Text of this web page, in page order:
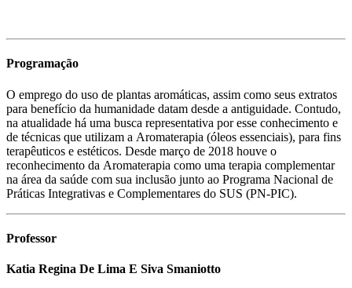
Programação
O emprego do uso de plantas aromáticas, assim como seus extratos
para benefício da humanidade datam desde a antiguidade. Contudo,
na atualidade há uma busca representativa por esse conhecimento e
de técnicas que utilizam a Aromaterapia (óleos essenciais), para fins
terapêuticos e estéticos. Desde março de 2018 houve o
reconhecimento da Aromaterapia como uma terapia complementar
na área da saúde com sua inclusão junto ao Programa Nacional de
Práticas Integrativas e Complementares do SUS (PN-PIC).
Professor
Katia Regina De Lima E Siva Smaniotto